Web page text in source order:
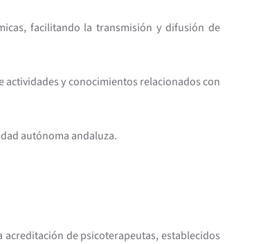
facilitando la transmisión y difusión de
y conocimientos relacionados con
autónoma andaluza.
de psicoterapeutas, establecidos